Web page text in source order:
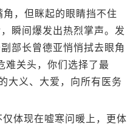
，但眯起的眼睛挡不住
瞬间爆发出热烈掌声。发
部长曾德亚悄悄拭去眼角
难关头，你们选择了最
大义、大爱，向所有医务
体现在嘘寒问暖上，更体